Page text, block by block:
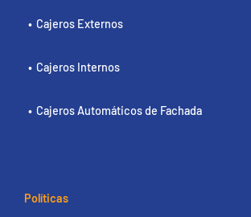
Cajeros Externos
Cajeros Internos
Cajeros Automáticos de Fachada
Políticas